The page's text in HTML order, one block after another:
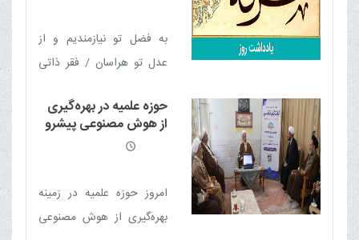
جنگی / شکست محتوم
دشمن؛ سنت الهی
به فضل تو نیازمندیم و از
عدل تو هراسان / فقر ذاتی
عالی ترین مراحل توحید /
شکر نعمت / شهود فطری
حوزه علمیه در بهره‌گیری
از هوش مصنوعی پیشرو
امروز حوزه علمیه در زمینه
بهره‌گیری از هوش مصنوعی